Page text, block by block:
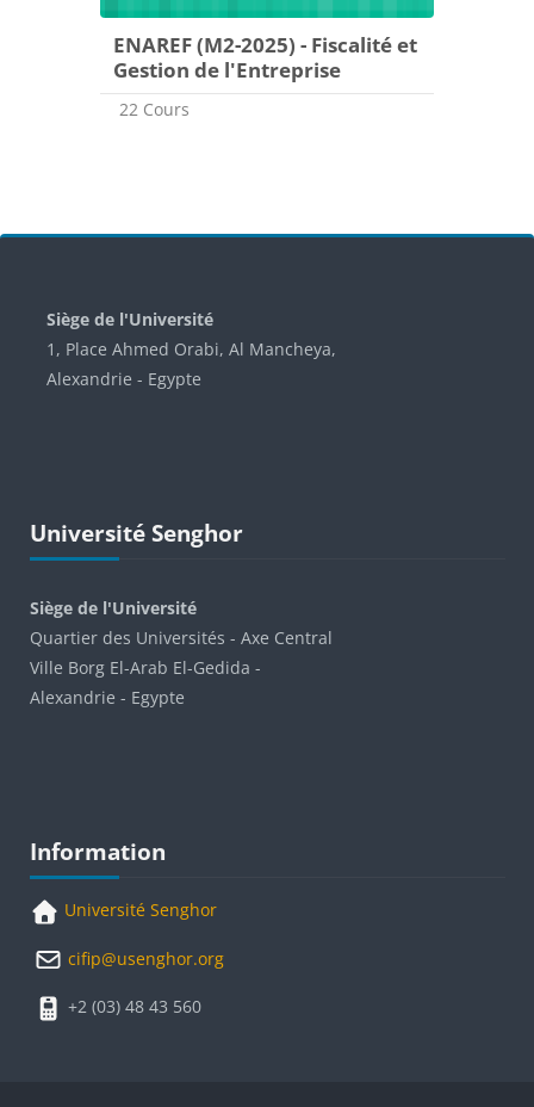
ENAREF (M2-2025) - Fiscalité et
Gestion de l'Entreprise
22 Cours
Siège de l'Université
1, Place Ahmed Orabi, Al Mancheya,
Alexandrie - Egypte
Université Senghor
Siège de l'Université
Quartier des Universités - Axe Central
Ville Borg El-Arab El-Gedida -
Alexandrie - Egypte
Blocs
Information
Université Senghor
cifip@usenghor.org
+2 (03) 48 43 560